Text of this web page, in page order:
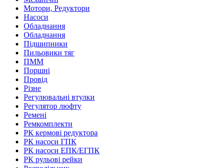
Мотори, Редуктори
Насоси
Обладнання
Обладнання
Підшипники
Пильовики тяг
ПММ
Поршні
Провід
Різне
Регулювальні втулки
Регулятор люфту
Ремені
Ремкомплекти
РК кермові редуктора
РК насоси ГПК
РК насоси ЕПК/ЕГПК
РК рульові рейки